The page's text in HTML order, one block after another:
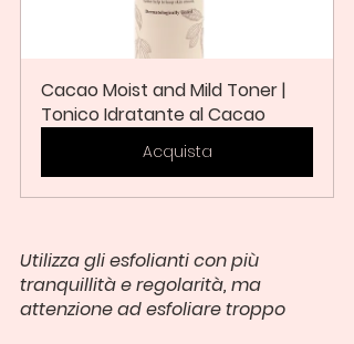
Cacao Moist and Mild Toner |
Tonico Idratante al Cacao
Acquista
Utilizza gli esfolianti con più
tranquillità e regolarità, ma
attenzione ad esfoliare troppo